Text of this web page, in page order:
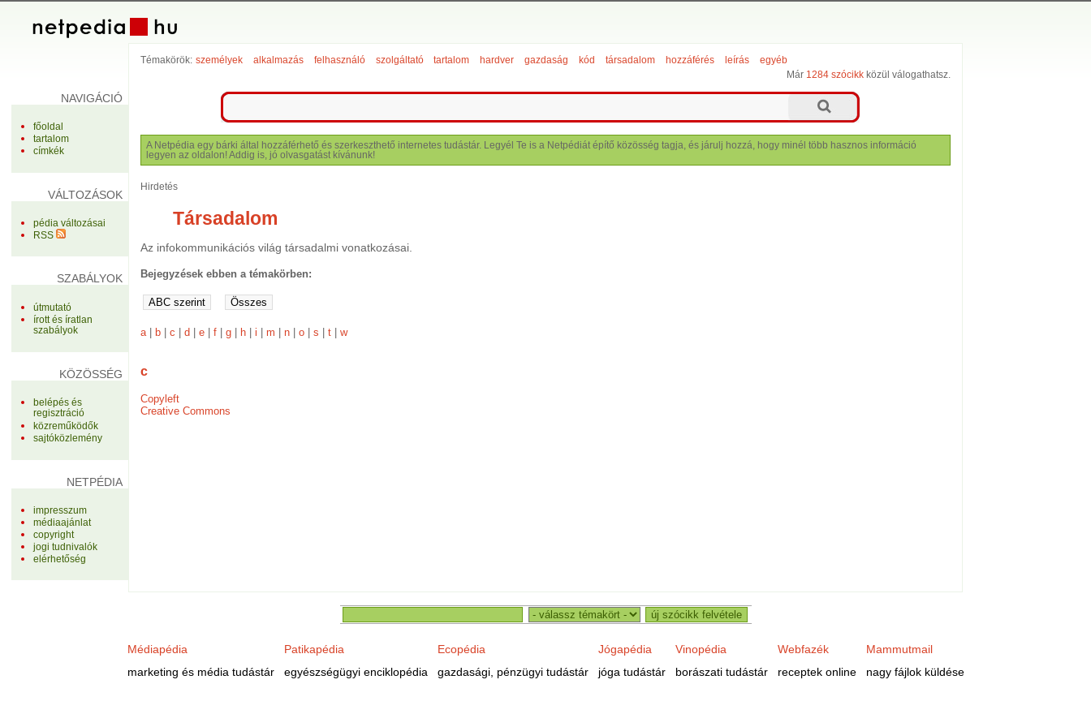
NAVIGÁCIÓ
főoldal
tartalom
címkék
VÁLTOZÁSOK
pédia változásai
RSS
SZABÁLYOK
útmutató
írott és íratlan
szabályok
KÖZÖSSÉG
belépés és
regisztráció
közreműködők
sajtóközlemény
NETPÉDIA
impresszum
médiaajánlat
copyright
jogi tudnivalók
elérhetőség
Témakörök: személyek alkalmazás felhasználó szolgáltató tartalom hardver gazdaság kód társadalom hozzáférés leírás
egyéb
Már 1284 szócikkközül válogathatsz.
A Netpédia egy bárki által hozzáférhető és szerkeszthető internetes tudástár. Legyél Te is a Netpédiát építő közösség tagja, és járulj hozzá, hogy minél több hasznos információ
legyen az oldalon! Addig is, jó olvasgatást kívánunk!
Hirdetés
Társadalom
Az infokommunikációs világ társadalmi vonatkozásai.
Bejegyzések ebben a témakörben:
a |b |c |d |e |f |g | h |i |m |n |o |s |t |w
c
Copyleft
Creative Commons
Médiapédia Patikapédia Ecopédia Jógapédia Vinopédia Webfazék
Mammutmail
marketing és média tudástár
egyészségügyi enciklopédia gazdasági, pénzügyi tudástár jóga tudástár borászati tudástár receptek online nagy fájlok küldése